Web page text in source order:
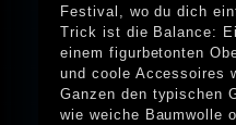
Festival, wo du dich
Trick ist die Balance:
einem figurbetonten
und coole Accessoires
Ganzen den typischen
wie weiche Baumwolle